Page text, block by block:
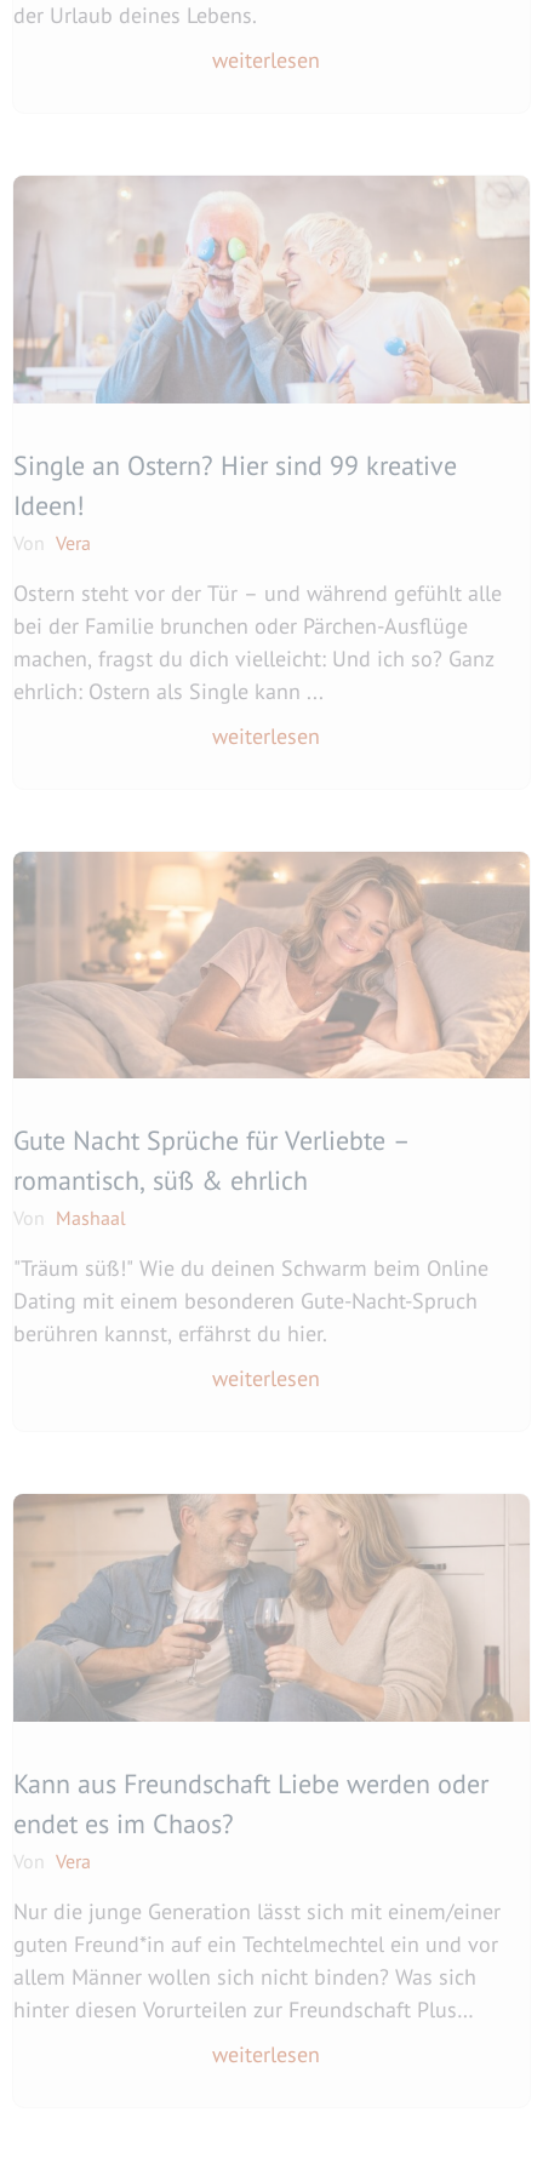
der Urlaub deines Lebens.
weiterlesen
Single an Ostern? Hier sind 99 kreative
Ideen!
Von Vera
Ostern steht vor der Tür – und während gefühlt alle
bei der Familie brunchen oder Pärchen-Ausflüge
machen, fragst du dich vielleicht: Und ich so? Ganz
ehrlich: Ostern als Single kann ...
weiterlesen
Gute Nacht Sprüche für Verliebte –
romantisch, süß & ehrlich
Von Mashaal
"Träum süß!" Wie du deinen Schwarm beim Online
Dating mit einem besonderen Gute-Nacht-Spruch
berühren kannst, erfährst du hier.
weiterlesen
Kann aus Freundschaft Liebe werden oder
endet es im Chaos?
Von Vera
Nur die junge Generation lässt sich mit einem/einer
guten Freund*in auf ein Techtelmechtel ein und vor
allem Männer wollen sich nicht binden? Was sich
hinter diesen Vorurteilen zur Freundschaft Plus
verbirgt und ob daraus Liebe werden kann, liest du
weiterlesen